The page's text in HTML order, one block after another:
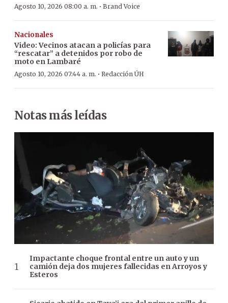
Agosto 10, 2026 08:00 a. m. · Brand Voice
Nacionales
Video: Vecinos atacan a policías para
“rescatar” a detenidos por robo de
moto en Lambaré
Agosto 10, 2026 07:44 a. m. · Redacción ÚH
Notas más leídas
Impactante choque frontal entre un auto y un
camión deja dos mujeres fallecidas en Arroyos y
Esteros